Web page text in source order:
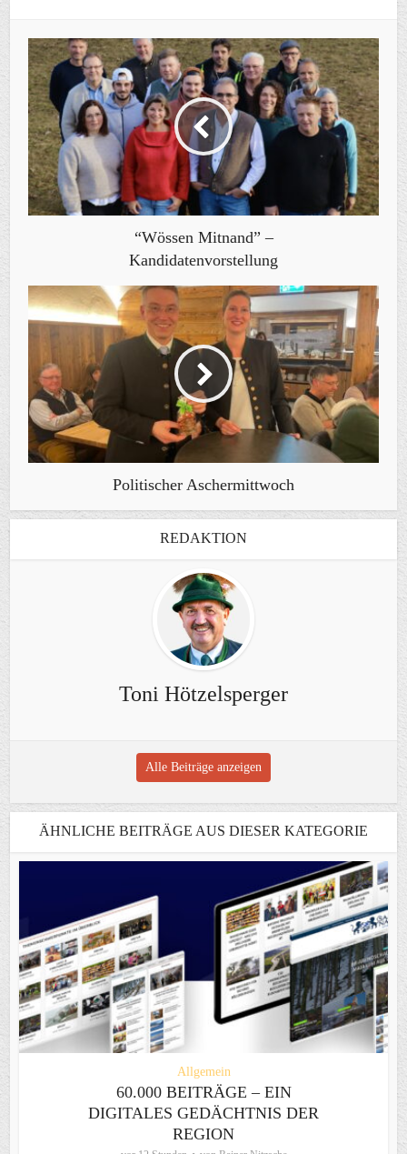
“Wössen Mitnand” –
Kandidatenvorstellung
Politischer Aschermittwoch
REDAKTION
Toni Hötzelsperger
Alle Beiträge anzeigen
ÄHNLICHE BEITRÄGE AUS DIESER KATEGORIE
Allgemein
60.000 BEITRÄGE – EIN
DIGITALES GEDÄCHTNIS DER
REGION